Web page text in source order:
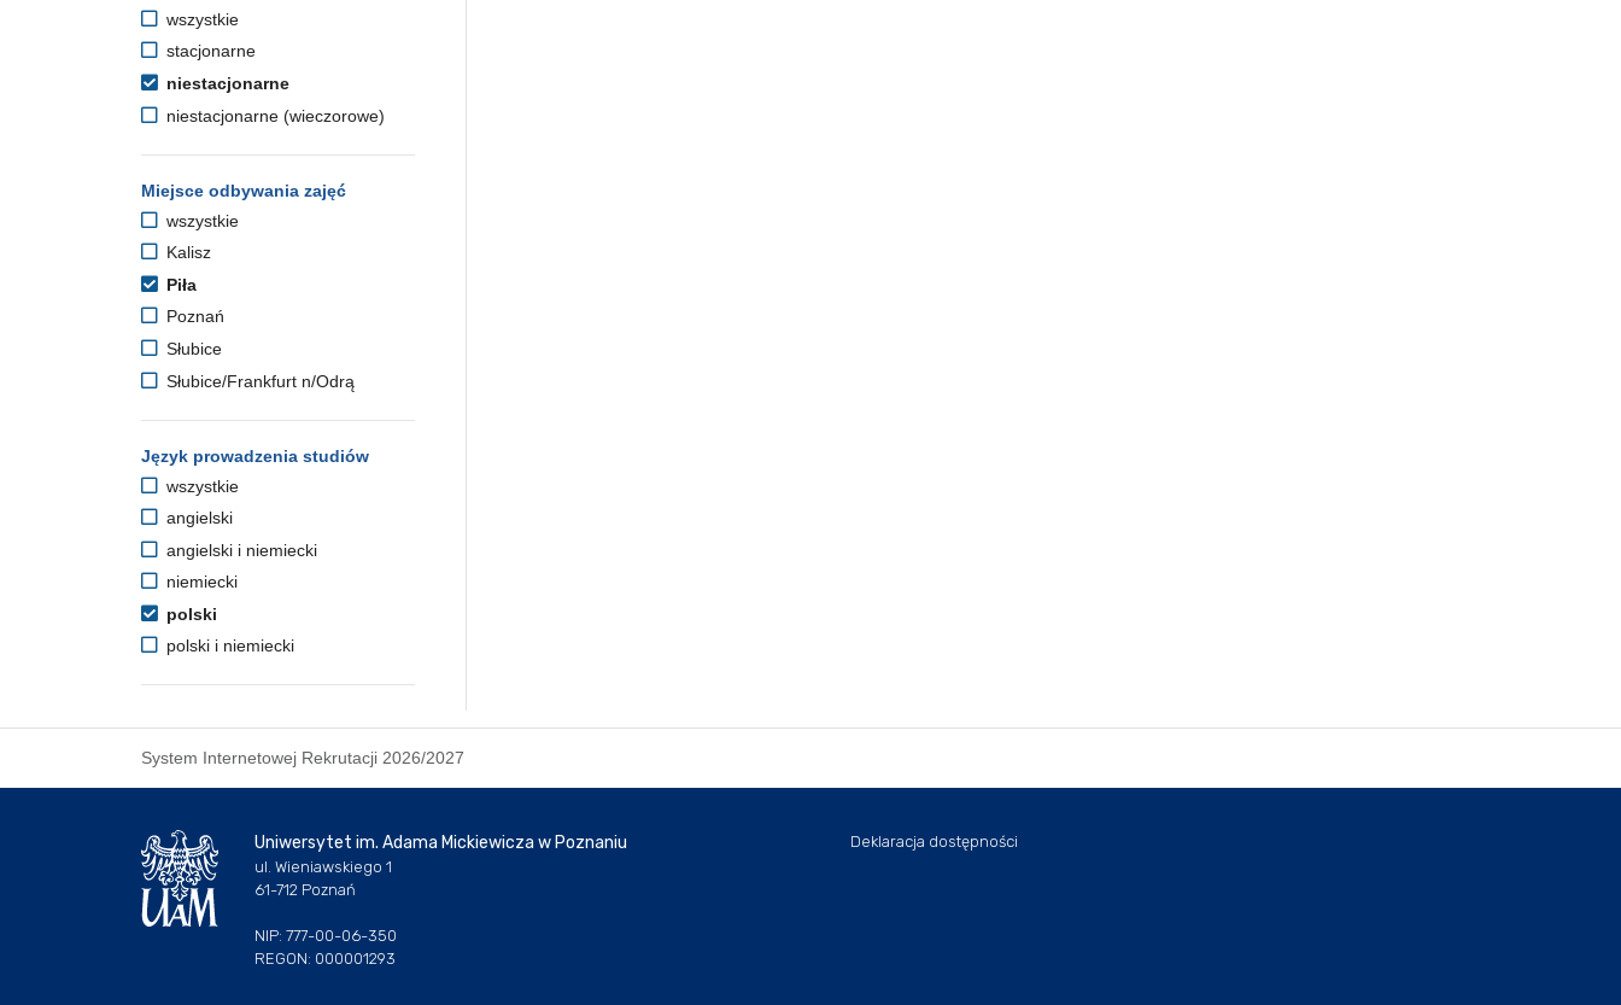
wszystkie
stacjonarne
niestacjonarne
niestacjonarne (wieczorowe)
Miejsce odbywania zajęć
wszystkie
Kalisz
Piła
Poznań
Słubice
Słubice/Frankfurt n/Odrą
Język prowadzenia studiów
wszystkie
angielski
angielski i niemiecki
niemiecki
polski
polski i niemiecki
System Internetowej Rekrutacji 2026/2027
Uniwersytet im. Adama Mickiewicza w Poznaniu
ul. Wieniawskiego 1
61-712 Poznań
NIP: 777-00-06-350
REGON: 000001293
Deklaracja dostępności